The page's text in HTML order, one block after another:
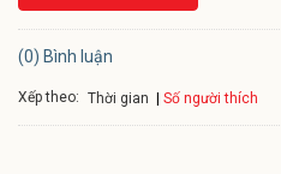
(0) Bình luận
Xếp theo: Thời gian Số người thích